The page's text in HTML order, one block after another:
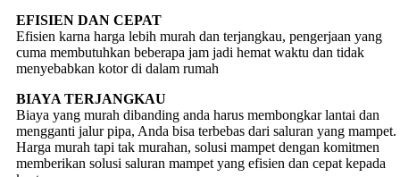
EFISIEN DAN CEPAT
Efisien karna harga lebih murah dan terjangkau, pengerjaan yang
cuma membutuhkan beberapa jam jadi hemat waktu dan tidak
menyebabkan kotor di dalam rumah
BIAYA TERJANGKAU
Biaya yang murah dibanding anda harus membongkar lantai dan
mengganti jalur pipa, Anda bisa terbebas dari saluran yang mampet.
Harga murah tapi tak murahan, solusi mampet dengan komitmen
memberikan solusi saluran mampet yang efisien dan cepat kepada